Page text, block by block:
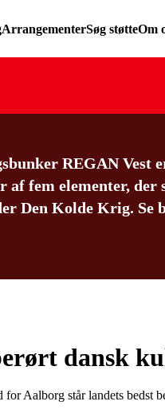
ArrangementerSøg støtteOm
REGAN Vest
af fem elementer, der
Den Kolde Krig. Se
dansk
Aalborg står landets bedst